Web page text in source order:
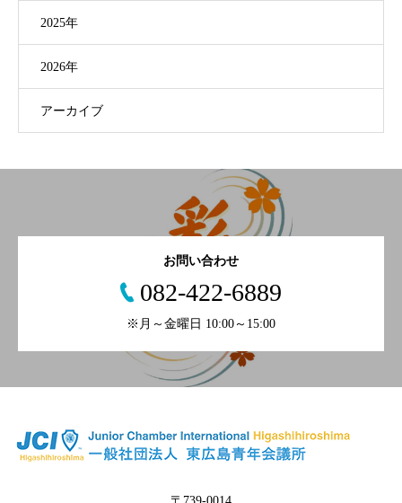
2025年
2026年
アーカイブ
お問い合わせ
082-422-6889
※月～金曜日 10:00～15:00